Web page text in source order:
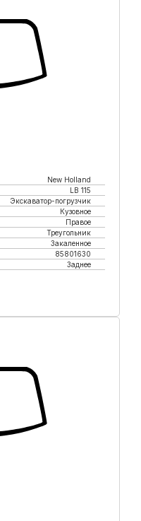
New Holland
LB 115
Экскаватор-погрузчик
Кузовное
Правое
Треугольник
Закаленное
85801630
Заднее